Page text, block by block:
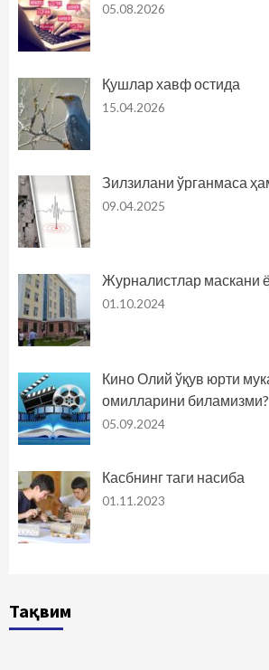
05.08.2026
Қушлар хавф остида
15.04.2026
Зилзилани ўрганмаса
09.04.2025
Журналистлар маскани
01.10.2024
Кино Олий ўқув юрти
омилларини биламизми?
05.09.2024
Касбнинг таги насиба
01.11.2023
Тақвим